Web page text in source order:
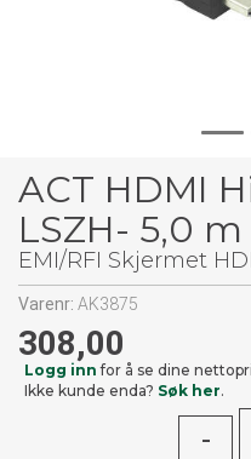
ACT HDMI
LSZH- 5,0 m
EMI/RFI Skjermet
Varenr: AK3875
308,00
Logg inn for å se dine
Ikke kunde enda? Søk her.
-